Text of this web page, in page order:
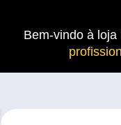
Bem-vindo à loja
S